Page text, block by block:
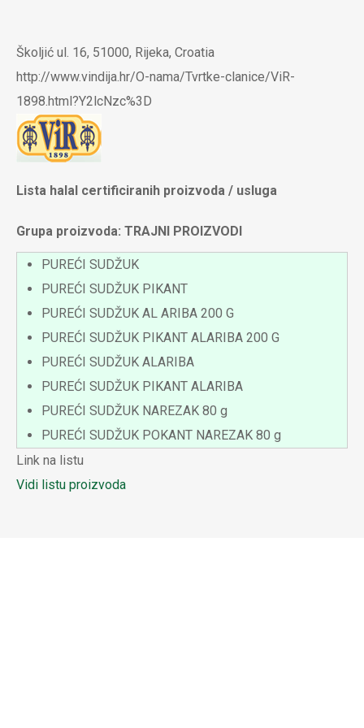
glavni
sadržaj
Školjić ul. 16, 51000, Rijeka, Croatia
http://www.vindija.hr/O-nama/Tvrtke-clanice/ViR-
1898.html?Y2lcNzc%3D
Lista halal certificiranih proizvoda / usluga
Grupa proizvoda: TRAJNI PROIZVODI
PUREĆI SUDŽUK
PUREĆI SUDŽUK PIKANT
PUREĆI SUDŽUK AL ARIBA 200 G
PUREĆI SUDŽUK PIKANT ALARIBA 200 G
PUREĆI SUDŽUK ALARIBA
PUREĆI SUDŽUK PIKANT ALARIBA
PUREĆI SUDŽUK NAREZAK 80 g
PUREĆI SUDŽUK POKANT NAREZAK 80 g
Link na listu
Vidi listu proizvoda